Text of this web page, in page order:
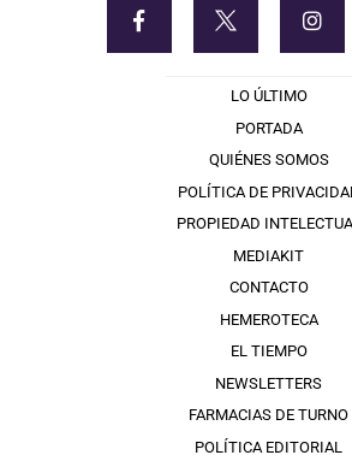
LO ÚLTIMO
PORTADA
QUIÉNES SOMOS
POLÍTICA DE
PROPIEDAD
MEDIAKIT
CONTACTO
HEMEROTECA
EL TIEMPO
NEWSLETTERS
FARMACIAS DE TURNO
POLÍTICA EDITORIAL